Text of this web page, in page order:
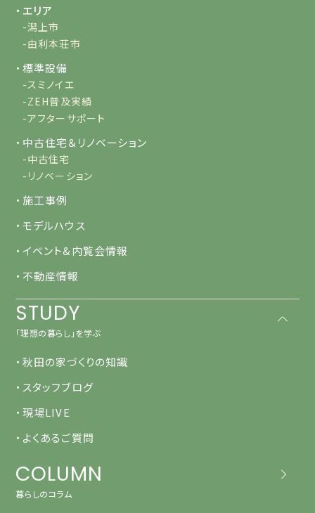
・エリア
-潟上市
-由利本荘市
・標準設備
-スミノイエ
-ZEH普及実績
-アフターサポート
・中古住宅＆リノベーション
-中古住宅
-リノベーション
・施工事例
・モデルハウス
・イベント&内覧会情報
・不動産情報
STUDY
「理想の暮らし」を学ぶ
・秋田の家づくりの知識
・スタッフブログ
・現場LIVE
・よくあるご質問
COLUMN
暮らしのコラム